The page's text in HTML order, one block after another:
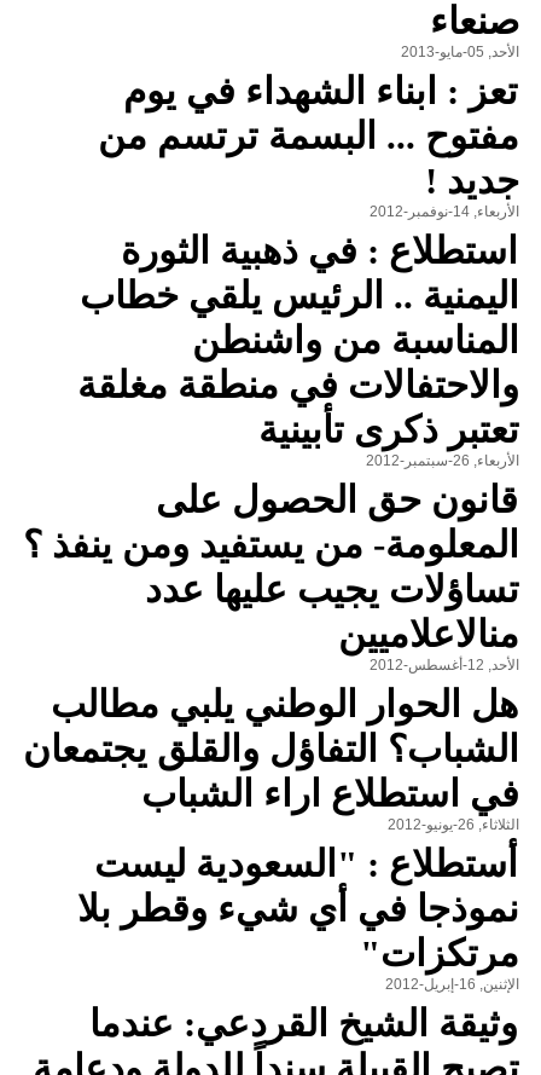
صنعاء
الأحد, 05-مايو-2013
تعز : ابناء الشهداء في يوم
مفتوح ... البسمة ترتسم من
جديد !
الأربعاء, 14-نوفمبر-2012
استطلاع : في ذهبية الثورة
اليمنية .. الرئيس يلقي خطاب
المناسبة من واشنطن
والاحتفالات في منطقة مغلقة
تعتبر ذكرى تأبينية
الأربعاء, 26-سبتمبر-2012
قانون حق الحصول على
المعلومة- من يستفيد ومن ينفذ ؟
تساؤلات يجيب عليها عدد
منالاعلاميين
الأحد, 12-أغسطس-2012
هل الحوار الوطني يلبي مطالب
الشباب؟ التفاؤل والقلق يجتمعان
في استطلاع اراء الشباب
الثلاثاء, 26-يونيو-2012
أستطلاع : "السعودية ليست
نموذجا في أي شيء وقطر بلا
مرتكزات"
الإثنين, 16-إبريل-2012
وثيقة الشيخ القردعي: عندما